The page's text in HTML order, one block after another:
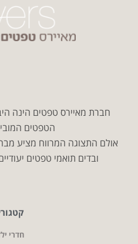
חברת מאיירס טפטים הינה
הטפטים
אולם התצוגה המרווח מציע
ובדים תואמי טפטים
חדרי